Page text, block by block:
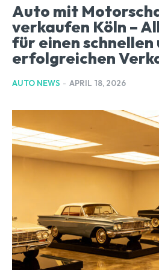
Auto mit
verkaufen Köln –
für einen schnellen
erfolgreichen
AUTO NEWS - APRIL 18, 2026